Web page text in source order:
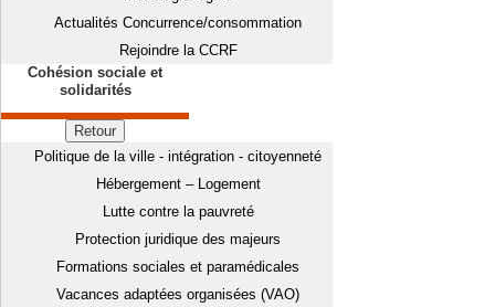
Actualités Concurrence/consommation
Rejoindre la CCRF
Cohésion sociale et
solidarités
Retour
Politique de la ville - intégration - citoyenneté
Hébergement – Logement
Lutte contre la pauvreté
Protection juridique des majeurs
Formations sociales et paramédicales
Vacances adaptées organisées (VAO)